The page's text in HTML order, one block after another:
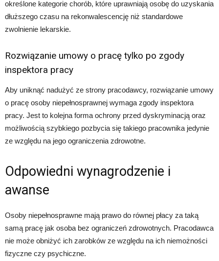
określone kategorie chorób, które uprawniają osobę do uzyskania
dłuższego czasu na rekonwalescencję niż standardowe
zwolnienie lekarskie.
Rozwiązanie umowy o pracę tylko po zgody
inspektora pracy
Aby uniknąć nadużyć ze strony pracodawcy, rozwiązanie umowy
o pracę osoby niepełnosprawnej wymaga zgody inspektora
pracy. Jest to kolejna forma ochrony przed dyskryminacją oraz
możliwością szybkiego pozbycia się takiego pracownika jedynie
ze względu na jego ograniczenia zdrowotne.
Odpowiedni wynagrodzenie i
awanse
Osoby niepełnosprawne mają prawo do równej płacy za taką
samą pracę jak osoba bez ograniczeń zdrowotnych. Pracodawca
nie może obniżyć ich zarobków ze względu na ich niemożności
fizyczne czy psychiczne.